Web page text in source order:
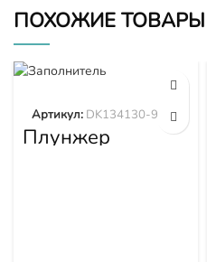
ПОХОЖИЕ ТОВАРЫ
Плунжер
DK134130-9320
Артикул: DK134130-9320